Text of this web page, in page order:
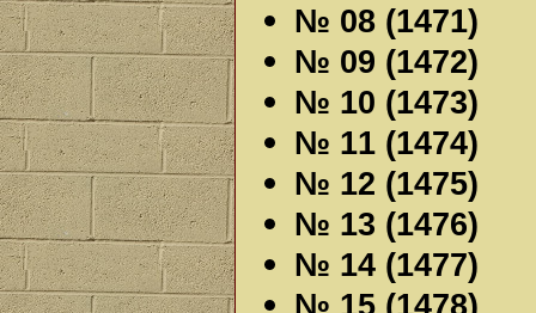
№ 08 (1471)
№ 09 (1472)
№ 10 (1473)
№ 11 (1474)
№ 12 (1475)
№ 13 (1476)
№ 14 (1477)
№ 15 (1478)